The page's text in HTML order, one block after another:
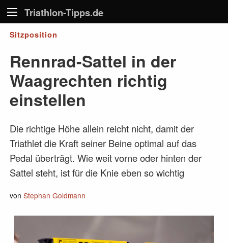
Triathlon-Tipps.de
Sitzposition
Rennrad-Sattel in der
Waagrechten richtig
einstellen
Die richtige Höhe allein reicht nicht, damit der
Triathlet die Kraft seiner Beine optimal auf das
Pedal überträgt. Wie weit vorne oder hinten der
Sattel steht, ist für die Knie eben so wichtig
von Stephan Goldmann